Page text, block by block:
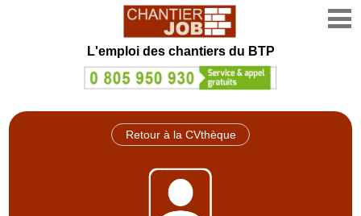
L'emploi des chantiers du BTP
Retour à la CVthèque